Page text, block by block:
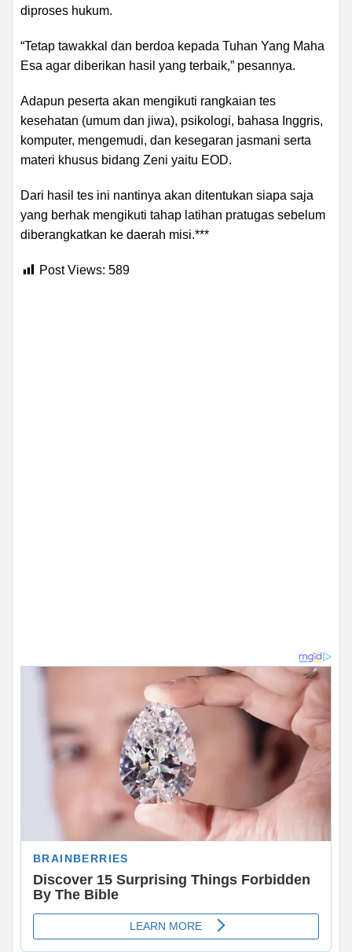
diproses hukum.
“Tetap tawakkal dan berdoa kepada Tuhan Yang Maha
Esa agar diberikan hasil yang terbaik,” pesannya.
Adapun peserta akan mengikuti rangkaian tes
kesehatan (umum dan jiwa), psikologi, bahasa Inggris,
komputer, mengemudi, dan kesegaran jasmani serta
materi khusus bidang Zeni yaitu EOD.
Dari hasil tes ini nantinya akan ditentukan siapa saja
yang berhak mengikuti tahap latihan pratugas sebelum
diberangkatkan ke daerah misi.***
Post Views: 589